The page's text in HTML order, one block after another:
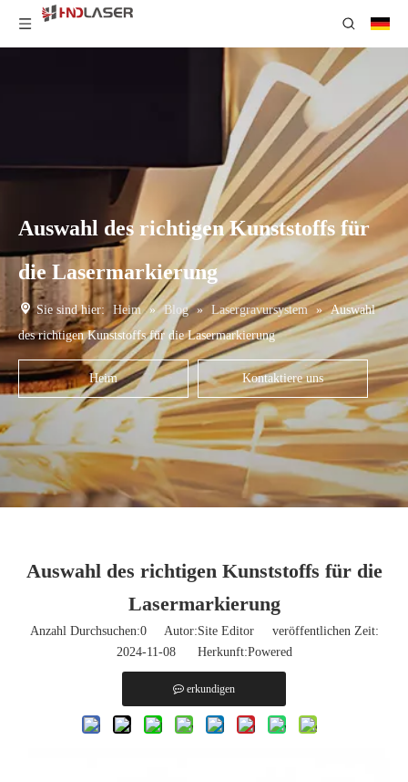
Auswahl des richtigen Kunststoffs für
die Lasermarkierung
Sie sind hier: Heim » Blog » Lasergravursystem » Auswahl
des richtigen Kunststoffs für die Lasermarkierung
Heim Kontaktiere uns
Auswahl des richtigen Kunststoffs für die
Lasermarkierung
Anzahl Durchsuchen:0Autor:Site Editor veröffentlichen Zeit:
2024-11-08 Herkunft:Powered
erkundigen